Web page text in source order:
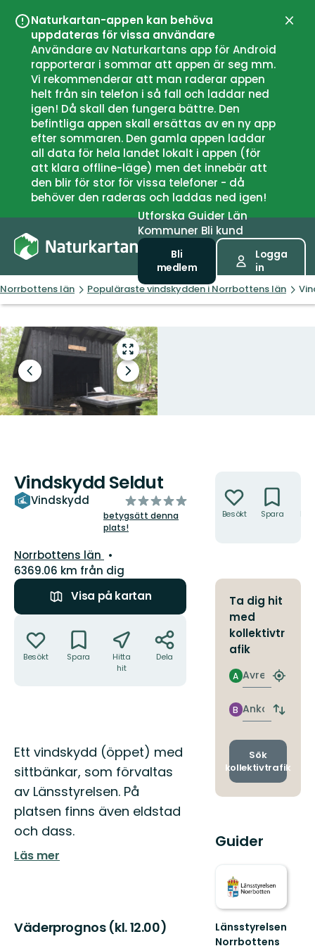
Naturkartan-appen kan behöva
uppdateras för vissa användare
Användare av Naturkartans app för Android
rapporterar i sommar att appen är seg mm.
Vi rekommenderar att man raderar appen
helt från sin telefon i så fall och laddar ned
igen! Då skall den fungera bättre. Den
befintliga appen skall ersättas av en ny app
efter sommaren. Den gamla appen laddar
all data för hela landet lokalt i appen (för
att klara offline-läge) men det innebär att
den blir för stor för vissa telefoner - då
behöver den raderas och laddas ned igen!
UtforskaGuiderLän
Kommuner Bli kund
Bli
medlem
Logga
in
Norrbottens län Populäraste vindskydden i Norrbottens län
Gå
till
helskärmsläge
Föregående
Nästa
bildspel
Vindskydd Seldut
Vindskydd
av
5
stjärnor
betygsätt denna
plats!
Län:
Norrbottens län
6369.06 km från dig
Visa på kartan
Besökt Spara
Hitta
hit
Dela
Beskrivning
Ett vindskydd (öppet) med
sittbänkar, som förvaltas
av Länsstyrelsen. På
platsen finns även eldstad
och dass.
Läs mer
Väderprognos (kl. 12.00)
Besökt Spara
Ta dig hit
med
kollektivtr
afik
Avresa
A
Hitta
Ankomst
B
Byt
och
Sök
kollektivtrafik
Guider
Länsstyrelsen
Norrbottens